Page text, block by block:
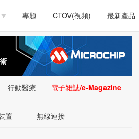
電源技術
通訊&網路
LED/照明技術 微處理器/微
感測技術
專題 CTOV(視頻) 最新產品
通訊&網路 介面技術
LED/照明技術 微處理器/微
感測技術 量測儀器
像/監
行動醫療 電子雜誌/e-Magazine
置 無線連接